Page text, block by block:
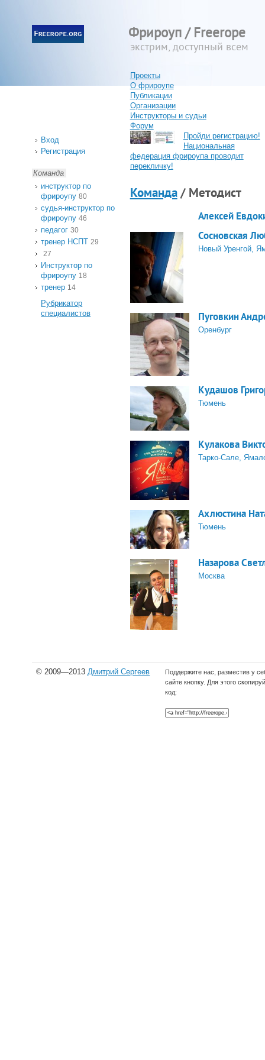
Фрироуп / Freerope
экстрим, доступный всем
Проекты
О фрироупе
Публикации
Организации
Инструкторы и судьи
Форум
Вход
Регистрация
Команда
инструктор по
фрироупу 80
судья-инструктор по
фрироупу 46
педагог 30
тренер НСПТ 29
27
Инструктор по
фрироупу 18
тренер 14
Рубрикатор
специалистов
Пройди регистрацию!
Национальная
федерация фрироупа проводит
перекличку!
Команда/ Методист
Алексей
Сосновская
Новый Уренгой,
Пуговкин
Оренбург
Кудашов
Тюмень
Кулакова
Тарко-Сале,
Ахлюстина
Тюмень
Назарова
Москва
© 2009—2013Дмитрий Сергеев
Поддержите нас, разместив у
сайте кнопку. Для этого
код: